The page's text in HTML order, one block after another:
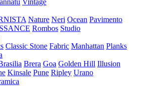
Vintage
Nature Neri Ocean Pavimento
Rombos Studio
Classic Stone Fabric Manhattan Planks
Brera Goa Golden Hill Illusion
Kinsale Pune Ripley Urano